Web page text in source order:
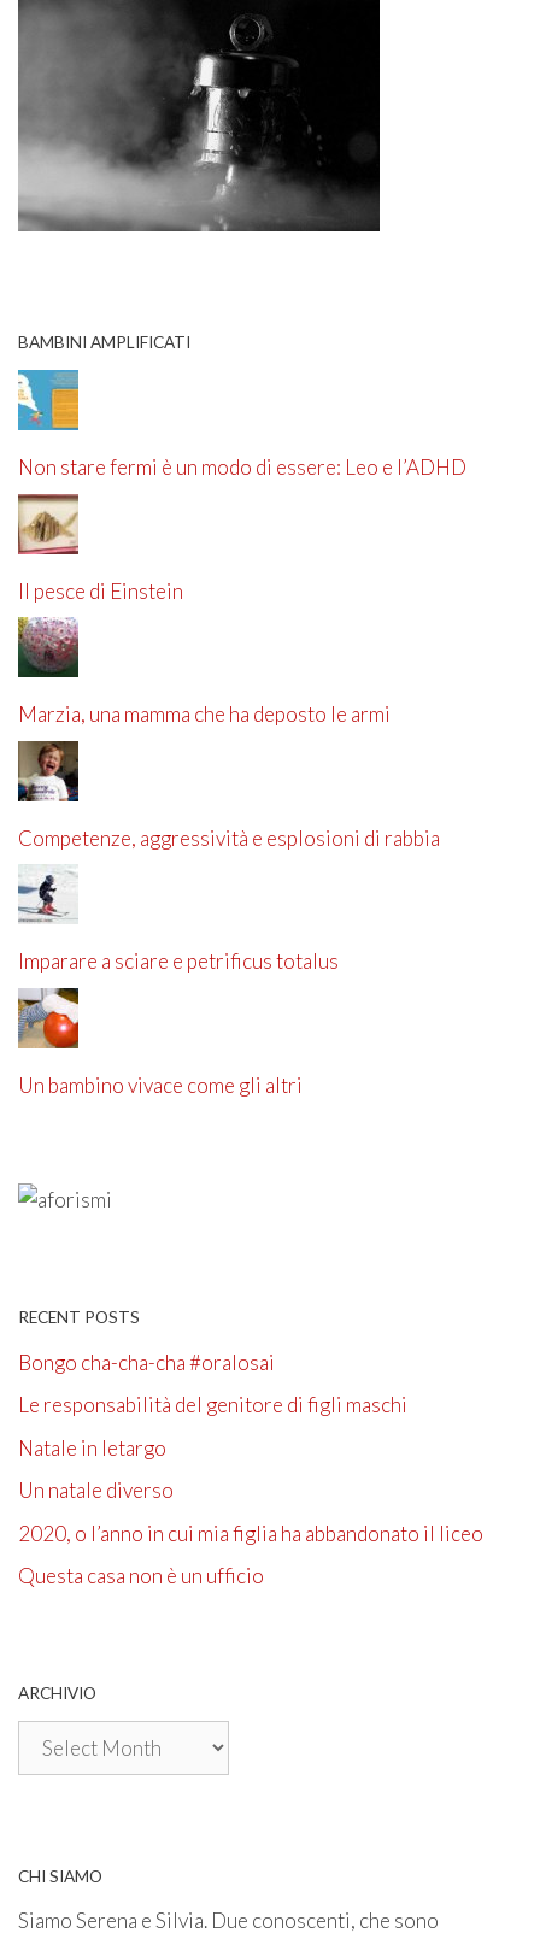
BAMBINI AMPLIFICATI
Non stare fermi è un modo di essere: Leo e l’ADHD
Il pesce di Einstein
Marzia, una mamma che ha deposto le armi
Competenze, aggressività e esplosioni di rabbia
Imparare a sciare e petrificus totalus
Un bambino vivace come gli altri
RECENT POSTS
Bongo cha-cha-cha #oralosai
Le responsabilità del genitore di figli maschi
Natale in letargo
Un natale diverso
2020, o l’anno in cui mia figlia ha abbandonato il liceo
Questa casa non è un ufficio
ARCHIVIO
Archivio
CHI SIAMO
Siamo Serena e Silvia. Due conoscenti, che sono